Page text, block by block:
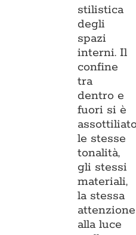
stilistica
degli
spazi
interni. Il
confine
tra
dentro e
fuori si è
le stesse
tonalità,
gli stessi
materiali,
la stessa
attenzione
alla luce